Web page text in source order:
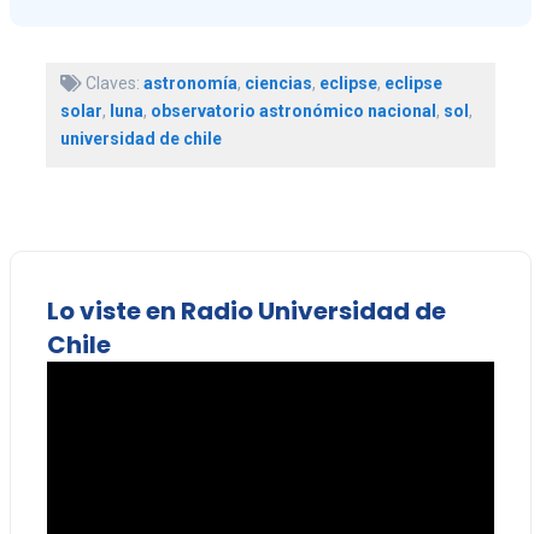
Claves: astronomía, ciencias, eclipse, eclipse
solar, luna, observatorio astronómico nacional, sol,
universidad de chile
Lo viste en Radio Universidad de
Chile